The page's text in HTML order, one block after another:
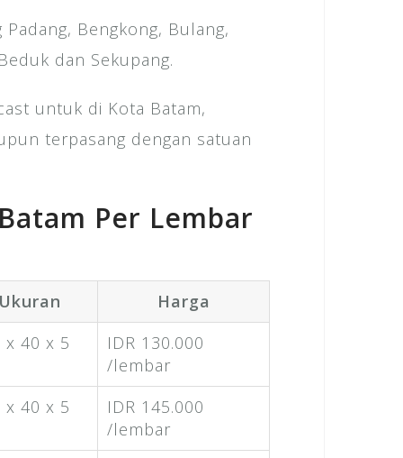
Bengkong, Bulang,
dan Sekupang.
untuk di Kota Batam,
terpasang dengan satuan
Per Lembar
Ukuran
Harga
x 40 x 5
IDR 130.000
/lembar
x 40 x 5
IDR 145.000
/lembar